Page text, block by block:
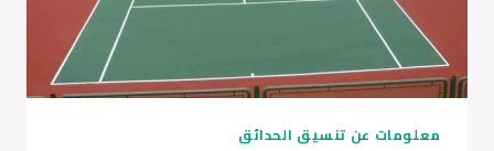
معلومات عن تنسيق الحدائق